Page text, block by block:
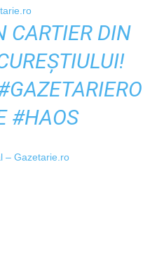
CARTIER DIN
#HAOS
– Gazetarie.ro